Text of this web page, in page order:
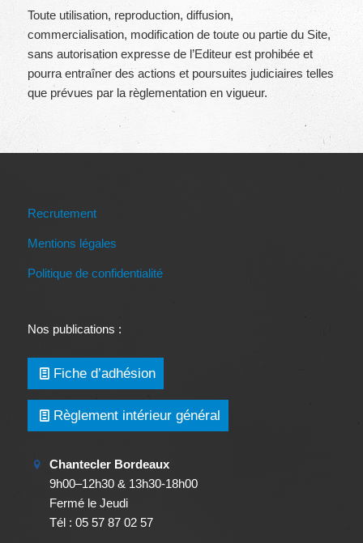
Toute utilisation, reproduction, diffusion,
commercialisation, modification de toute ou partie du Site,
sans autorisation expresse de l’Editeur est prohibée et
pourra entraîner des actions et poursuites judiciaires telles
que prévues par la règlementation en vigueur.
Recrutement
Mentions légales
Politique de confidentialité
Nos publications :
Fiche d’adhésion
Règlement intérieur général
Chantecler Bordeaux
9h00–12h30 & 13h30-18h00
Fermé le Jeudi
Tél : 05 57 87 02 57